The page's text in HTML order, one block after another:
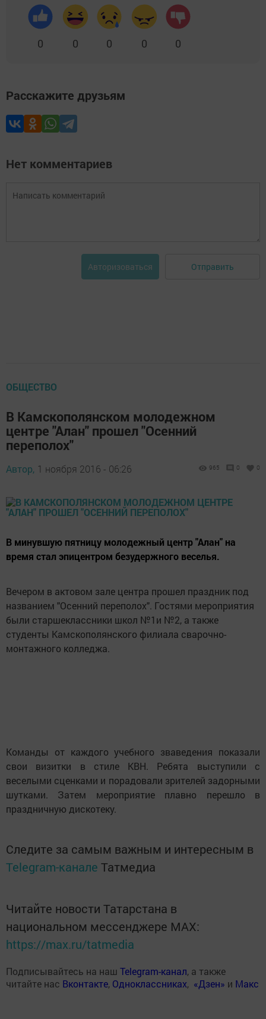
0 0 0 0 0
Расскажите друзьям
Нет комментариев
Авторизоваться Отправить
ОБЩЕСТВО
В Камскополянском молодежном
центре "Алан" прошел "Осенний
переполох"
Автор, 1 ноября 2016 - 06:26 965 0 0
В минувшую пятницу молодежный центр "Алан" на
время стал эпицентром безудержного веселья.
Вечером в актовом зале центра прошел праздник под
названием "Осенний переполох". Гостями мероприятия
были старшеклассники школ №1и №2, а также
студенты Камскополянского филиала сварочно-
монтажного колледжа.
Команды от каждого учебного зваведения показали
свои визитки в стиле КВН. Ребята выступили с
веселыми сценками и порадовали зрителей задорными
шутками. Затем мероприятие плавно перешло в
праздничную дискотеку.
Следите за самым важным и интересным в
Telegram-канале Татмедиа
Читайте новости Татарстана в
национальном мессенджере MАХ:
https://max.ru/tatmedia
Подписывайтесь на наш Telegram-канал, а также
читайте нас Вконтакте, Одноклассниках, «Дзен» и Макс